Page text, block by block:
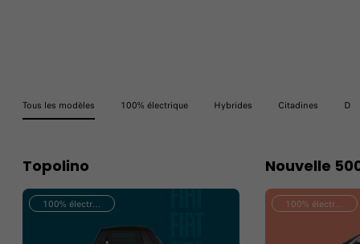
Tous les modèles 100% électrique Hybrides Citadines
Topolino
100% électrique
Nouvelle
100% électrique